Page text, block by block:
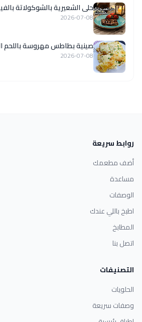
حلى الشعيرية بالشوكولاتة
2026-07-08
صينية بطاطس مهروسة باللحم
2026-07-08
روابط سريعة
أضف مطعمك
مساعدة
الوصفات
اطبخ باللي عندك
المطابخ
اتصل بنا
التصنيفات
الحلويات
وصفات سريعة